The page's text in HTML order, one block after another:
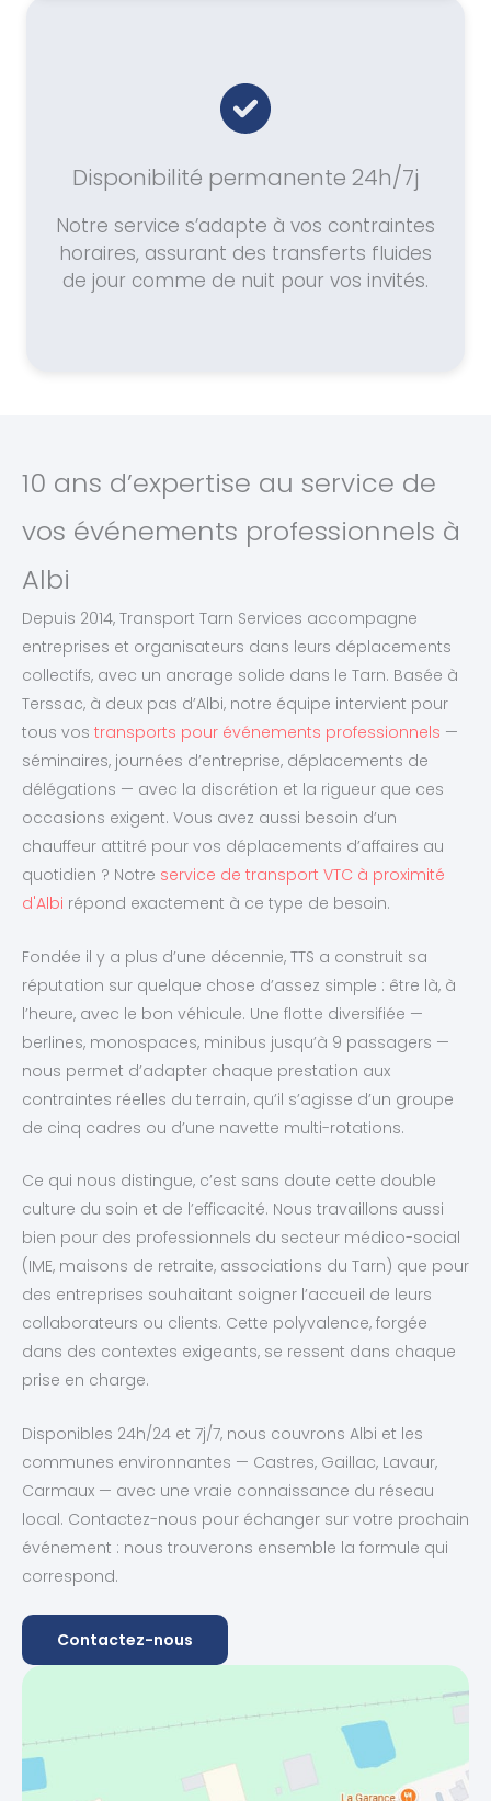
Disponibilité permanente 24h/7j
Notre service s’adapte à vos contraintes
horaires, assurant des transferts fluides
de jour comme de nuit pour vos invités.
10 ans d’expertise au service de
vos événements professionnels à
Albi
Depuis 2014, Transport Tarn Services accompagne
entreprises et organisateurs dans leurs déplacements
collectifs, avec un ancrage solide dans le Tarn. Basée à
Terssac, à deux pas d’Albi, notre équipe intervient pour
tous vos transports pour événements professionnels —
séminaires, journées d’entreprise, déplacements de
délégations — avec la discrétion et la rigueur que ces
occasions exigent. Vous avez aussi besoin d’un
chauffeur attitré pour vos déplacements d’affaires au
quotidien ? Notre service de transport VTC à proximité
d'Albi répond exactement à ce type de besoin.
Fondée il y a plus d’une décennie, TTS a construit sa
réputation sur quelque chose d’assez simple : être là, à
l’heure, avec le bon véhicule. Une flotte diversifiée —
berlines, monospaces, minibus jusqu’à 9 passagers —
nous permet d’adapter chaque prestation aux
contraintes réelles du terrain, qu’il s’agisse d’un groupe
de cinq cadres ou d’une navette multi-rotations.
Ce qui nous distingue, c’est sans doute cette double
culture du soin et de l’efficacité. Nous travaillons aussi
bien pour des professionnels du secteur médico-social
(IME, maisons de retraite, associations du Tarn) que pour
des entreprises souhaitant soigner l’accueil de leurs
collaborateurs ou clients. Cette polyvalence, forgée
dans des contextes exigeants, se ressent dans chaque
prise en charge.
Disponibles 24h/24 et 7j/7, nous couvrons Albi et les
communes environnantes — Castres, Gaillac, Lavaur,
Carmaux — avec une vraie connaissance du réseau
local. Contactez-nous pour échanger sur votre prochain
événement : nous trouverons ensemble la formule qui
correspond.
Contactez-nous